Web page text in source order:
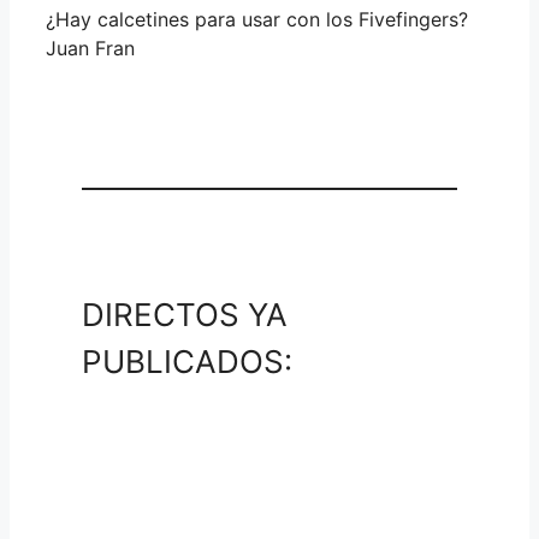
¿Hay calcetines para usar con los Fivefingers?
Juan Fran
DIRECTOS YA
PUBLICADOS: